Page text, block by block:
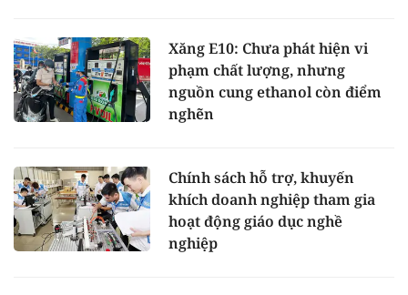
Xăng E10: Chưa phát hiện vi
phạm chất lượng, nhưng
nguồn cung ethanol còn điểm
nghẽn
Chính sách hỗ trợ, khuyến
khích doanh nghiệp tham gia
hoạt động giáo dục nghề
nghiệp